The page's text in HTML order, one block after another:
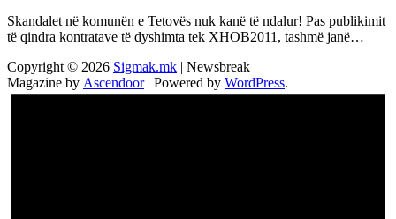
Skandalet në komunën e Tetovës nuk kanë të ndalur! Pas publikimit
të qindra kontratave të dyshimta tek XHOB2011, tashmë janë…
Copyright © 2026 Sigmak.mk | Newsbreak
Magazine by Ascendoor| Powered by WordPress.